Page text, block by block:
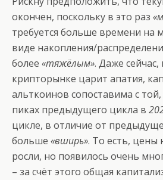
окончен, поскольку в это раз
требуется больше времени на
виде накопления/
более «тяжёлым». Даже сейчас,
крипторынке царит апатия,
альткоинов сопоставима с
пиках предыдущего цикла в
цикле, в отличие от
больше «вширь». То есть, цены
росли, но появилось очень
– за счёт этого общая